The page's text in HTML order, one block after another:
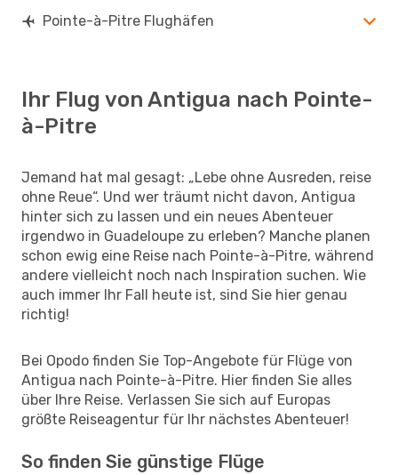
Pointe-à-Pitre Flughäfen
Ihr Flug von Antigua nach Pointe-
à-Pitre
Jemand hat mal gesagt: „Lebe ohne Ausreden, reise
ohne Reue“. Und wer träumt nicht davon, Antigua
hinter sich zu lassen und ein neues Abenteuer
irgendwo in Guadeloupe zu erleben? Manche planen
schon ewig eine Reise nach Pointe-à-Pitre, während
andere vielleicht noch nach Inspiration suchen. Wie
auch immer Ihr Fall heute ist, sind Sie hier genau
richtig!
Bei Opodo finden Sie Top-Angebote für Flüge von
Antigua nach Pointe-à-Pitre. Hier finden Sie alles
über Ihre Reise. Verlassen Sie sich auf Europas
größte Reiseagentur für Ihr nächstes Abenteuer!
So finden Sie günstige Flüge